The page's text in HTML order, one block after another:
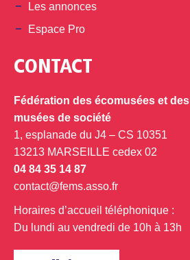
Les annonces
Espace Pro
CONTACT
Fédération des écomusées et des
musées de société
1, esplanade du J4 – CS 10351
13213 MARSEILLE cedex 02
04 84 35 14 87
contact@fems.asso.fr
Horaires d’accueil téléphonique :
Du lundi au vendredi de 10h à 13h